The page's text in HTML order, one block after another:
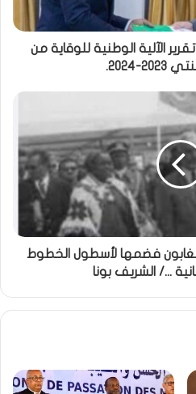
الآلية الوطنية للوقاية من
2024.
فضمها لأسطول الخطوط
.../ الشريف بونا